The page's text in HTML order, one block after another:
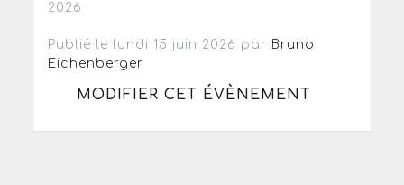
2026
Publié le lundi 15 juin 2026 par Bruno
Eichenberger
MODIFIER CET ÉVÈNEMENT